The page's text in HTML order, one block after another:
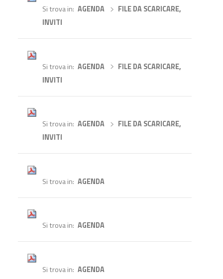
Si trova in AGENDA
FILE DA SCARICARE,
INVITI
Si trova in AGENDA
FILE DA SCARICARE,
INVITI
Si trova in AGENDA
FILE DA SCARICARE,
INVITI
Si trova in AGENDA
Si trova in AGENDA
Si trova in AGENDA